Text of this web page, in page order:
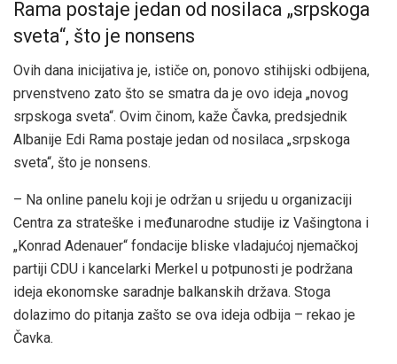
Rama postaje jedan od nosilaca „srpskoga
sveta“, što je nonsens
Ovih dana inicijativa je, ističe on, ponovo stihijski odbijena,
prvenstveno zato što se smatra da je ovo ideja „novog
srpskoga sveta“. Ovim činom, kaže Čavka, predsjednik
Albanije Edi Rama postaje jedan od nosilaca „srpskoga
sveta“, što je nonsens.
– Na online panelu koji je održan u srijedu u organizaciji
Centra za strateške i međunarodne studije iz Vašingtona i
„Konrad Adenauer“ fondacije bliske vladajućoj njemačkoj
partiji CDU i kancelarki Merkel u potpunosti je podržana
ideja ekonomske saradnje balkanskih država. Stoga
dolazimo do pitanja zašto se ova ideja odbija – rekao je
Čavka.